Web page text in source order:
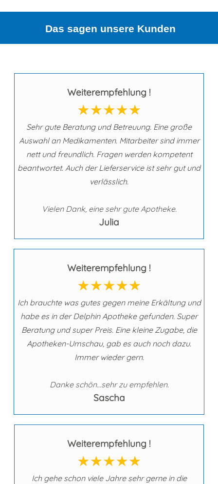
Das sagen unsere Kunden
Weiterempfehlung !
Sehr gute Beratung und Betreuung. Eine große
Auswahl an Medikamenten. Mitarbeiter sind immer
nett und freundlich. Fragen werden kompetent
beantwortet. Auch der Lieferservice ist sehr gut und
verlässlich.
Vielen Dank, eine sehr gute Apotheke.
Julia
Weiterempfehlung !
Ich brauchte was gutes gegen meine Erkältung und
habe es in der Delphin Apotheke gefunden. Super
Beratung und super Preis. Eine kleine Zugabe, die
Apotheken-Umschau, gab es auch noch dazu.
Immer wieder gern.
Danke schön...sehr zu empfehlen.
Sascha
Weiterempfehlung !
Ich gehe schon viele Jahre sehr gerne in die